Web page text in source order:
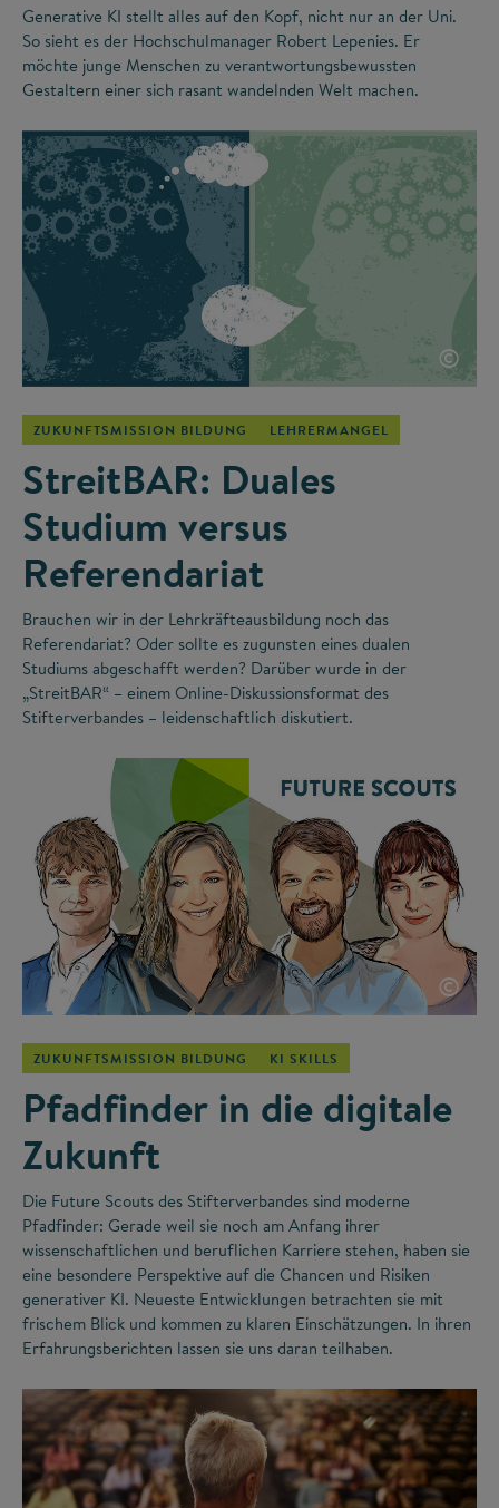
Generative KI stellt alles auf den Kopf, nicht nur an der Uni.
So sieht es der Hochschulmanager Robert Lepenies. Er
möchte junge Menschen zu verantwortungsbewussten
Gestaltern einer sich rasant wandelnden Welt machen.
©
ZUKUNFTSMISSION BILDUNG LEHRERMANGEL
StreitBAR: Duales
Studium versus
Referendariat
Brauchen wir in der Lehrkräfteausbildung noch das
Referendariat? Oder sollte es zugunsten eines dualen
Studiums abgeschafft werden? Darüber wurde in der
„StreitBAR“ – einem Online-Diskussionsformat des
Stifterverbandes – leidenschaftlich diskutiert.
©
ZUKUNFTSMISSION BILDUNG KI SKILLS
Pfadfinder in die digitale
Zukunft
Die Future Scouts des Stifterverbandes sind moderne
Pfadfinder: Gerade weil sie noch am Anfang ihrer
wissenschaftlichen und beruflichen Karriere stehen, haben sie
eine besondere Perspektive auf die Chancen und Risiken
generativer KI. Neueste Entwicklungen betrachten sie mit
frischem Blick und kommen zu klaren Einschätzungen. In ihren
Erfahrungsberichten lassen sie uns daran teilhaben.